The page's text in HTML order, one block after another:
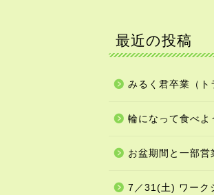
最近の投稿
みるく君卒業（ト
輪になって食べよ
お盆期間と一部
7／31(土) ワーク